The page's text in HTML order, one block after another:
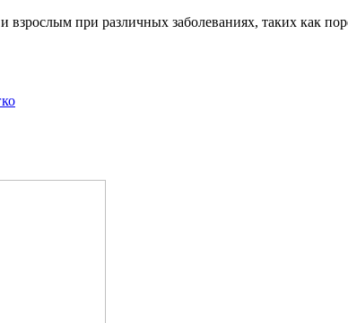
при различных заболеваниях, таких как